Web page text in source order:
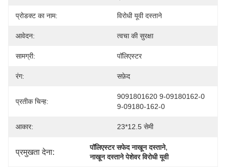
प्रोडक्ट का नाम: विरोधी यूवी दस्ताने
आवेदन: त्वचा की सुरक्षा
सामग्री: पॉलिएस्टर
रंग: सफ़ेद
प्रतीक चिन्ह:
9091801620 9-09180162-0
9-09180-162-0
आकार: 23*12.5 सेमी
प्रमुखता देना: पॉलिएस्टर सफेद नाखून दस्ताने,
नाखून दस्ताने पेशेवर विरोधी यूवी